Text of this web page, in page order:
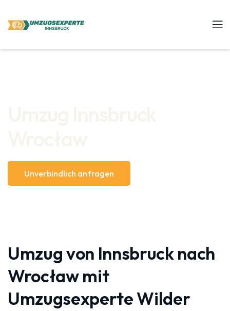
Unverbindlich anfragen
Umzug von Innsbruck nach
Wrocław mit
Umzugsexperte Wilder